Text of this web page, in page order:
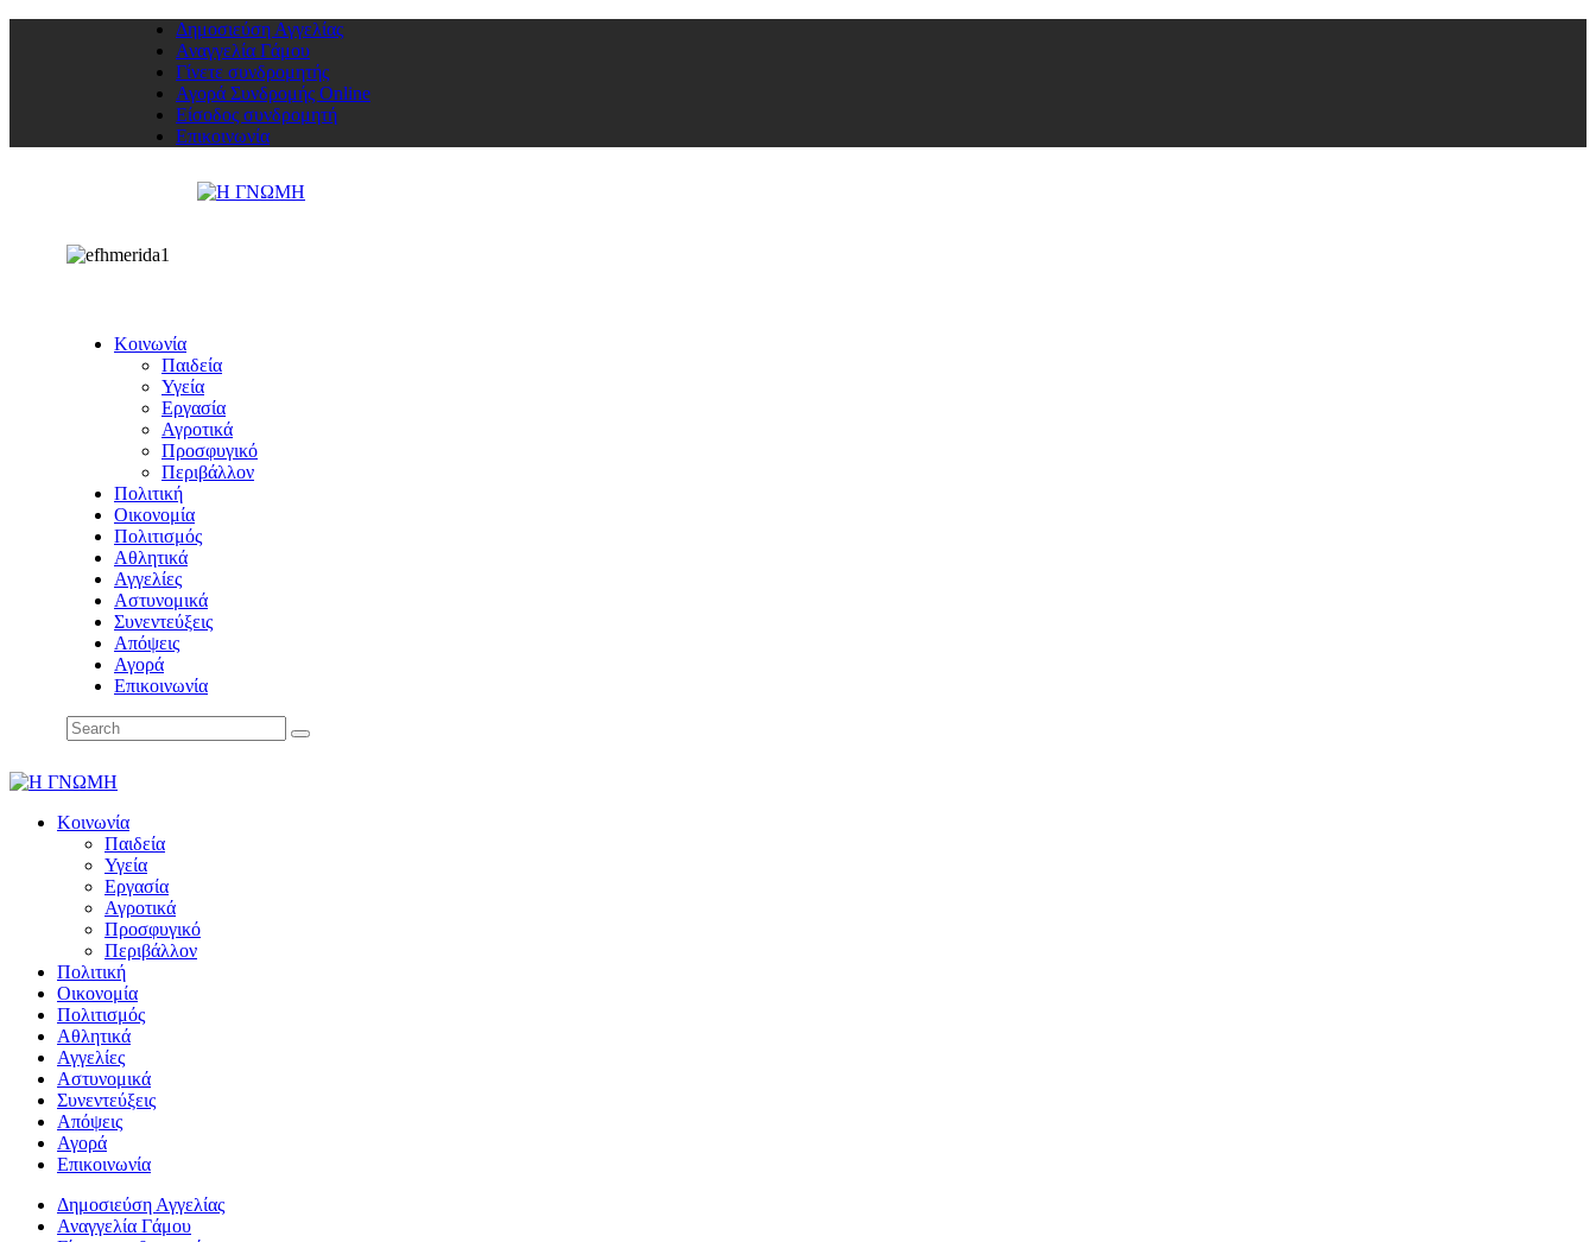
Δημοσιεύση Αγγελίας
Αναγγελία Γάμου
Γίνετε συνδρομητής
Αγορά Συνδρομής Online
Είσοδος συνδρομητή
Επικοινωνία
Κοινωνία
Παιδεία
Υγεία
Εργασία
Αγροτικά
Προσφυγικό
Περιβάλλον
Πολιτική
Οικονομία
Πολιτισμός
Αθλητικά
Αγγελίες
Αστυνομικά
Συνεντεύξεις
Απόψεις
Αγορά
Επικοινωνία
Κοινωνία
Παιδεία
Υγεία
Εργασία
Αγροτικά
Προσφυγικό
Περιβάλλον
Πολιτική
Οικονομία
Πολιτισμός
Αθλητικά
Αγγελίες
Αστυνομικά
Συνεντεύξεις
Απόψεις
Αγορά
Επικοινωνία
Δημοσιεύση Αγγελίας
Αναγγελία Γάμου